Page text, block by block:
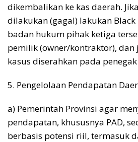
dikembalikan ke kas daerah.
dilakukan (gagal) lakukan Black
badan hukum pihak ketiga
pemilik (owner/kontraktor), dan
kasus diserahkan pada
5. Pengelolaan Pendapatan
a) Pemerintah Provinsi agar
pendapatan, khususnya PAD,
berbasis potensi riil, termasuk